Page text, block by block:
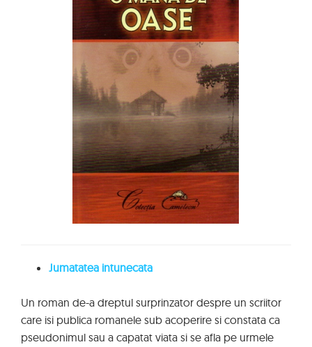
Jumatatea intunecata
Un roman de-a dreptul surprinzator despre un scriitor
care isi publica romanele sub acoperire si constata ca
pseudonimul sau a capatat viata si se afla pe urmele